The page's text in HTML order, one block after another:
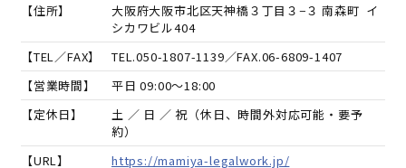
【住所】
大阪府大阪市北区天神橋３丁目３−３ 南森町 イ
シカワビル404
【TEL／FAX】
TEL.050-1807-1139／FAX.06-6809-1407
【営業時間】
平日 09:00～18:00
【定休日】
土 ／ 日 ／ 祝（休日、時間外対応可能・要予
約）
【URL】
https://mamiya-legalwork.jp/